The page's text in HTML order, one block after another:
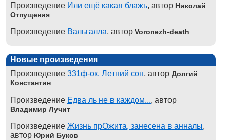
Произведение Или ещё какая блажь, автор Николай
Отпущения
Произведение Вальгалла, автор Voronezh-death
Новые произведения
Произведение 331ф-ок. Летний сон, автор Долгий
Константин
Произведение Едва ль не в каждом..., автор
Владимир Лучит
Произведение Жизнь прОжита, занесена в анналы,
автор Юрий Буков